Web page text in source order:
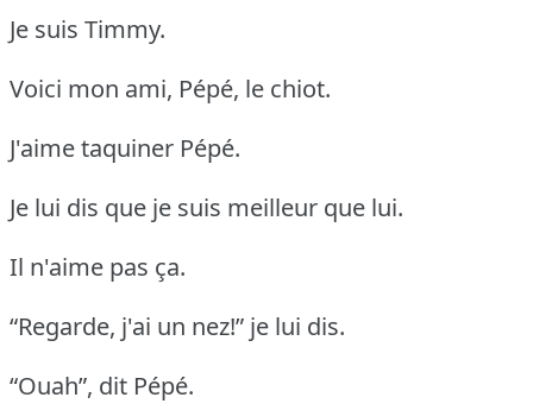
Je suis Timmy.
Voici mon ami, Pépé, le chiot.
J'aime taquiner Pépé.
Je lui dis que je suis meilleur que lui.
Il n'aime pas ça.
“Regarde, j'ai un nez!” je lui dis.
“Ouah”, dit Pépé.